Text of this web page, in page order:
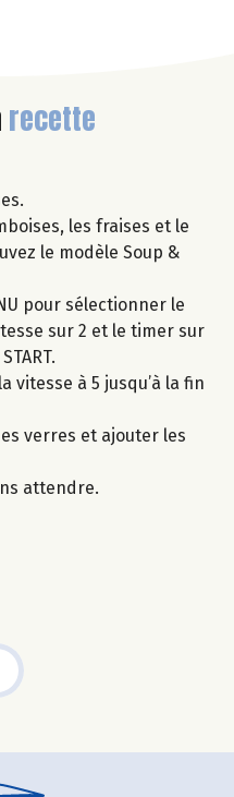
recette
les fraises et le
le modèle Soup &
pour sélectionner le
sur 2 et le timer sur
vitesse à 5 jusqu’à la fin
verres et ajouter les
attendre.